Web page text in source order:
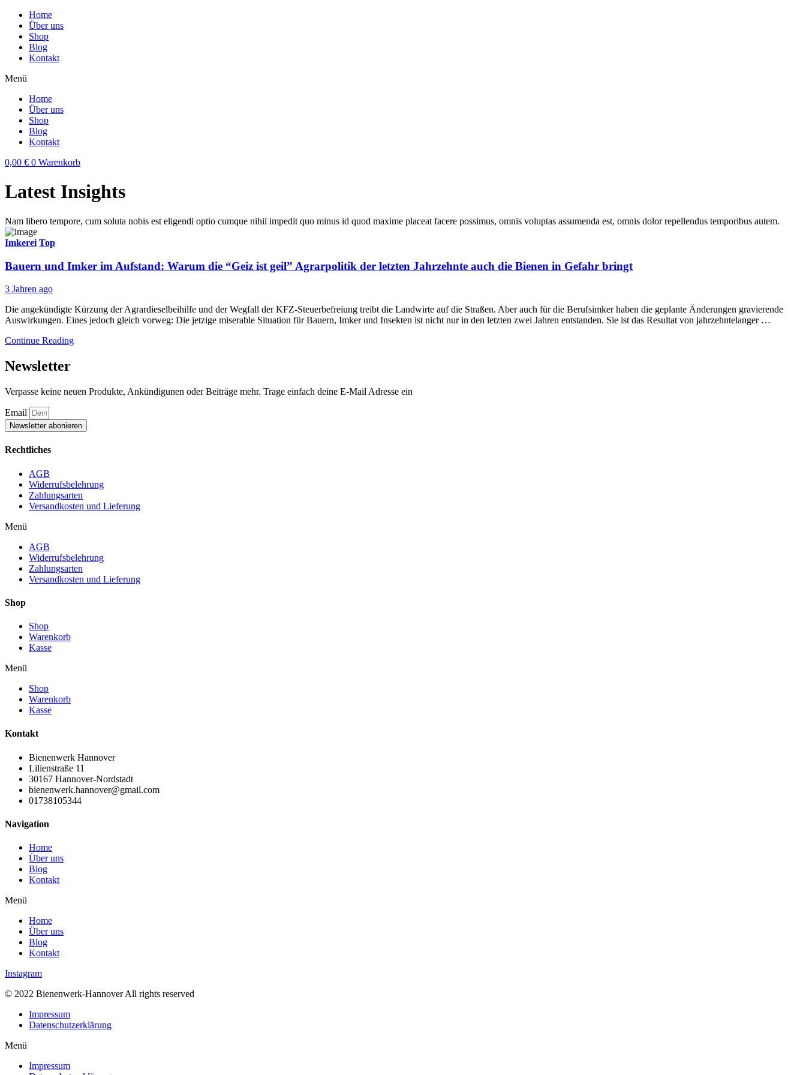
Home
Über uns
Shop
Blog
Kontakt
Menü
Home
Über uns
Shop
Blog
Kontakt
0,00 € 0 Warenkorb
Latest Insights
Nam libero tempore, cum soluta nobis est eligendi optio cumque nihil impedit quo minus id quod maxime placeat facere possimus, omnis voluptas assumenda est, omnis dolor repellendus temporibus autem.
Imkerei Top
Bauern und Imker im Aufstand: Warum die “Geiz ist geil” Agrarpolitik der letzten Jahrzehnte auch die Bienen in Gefahr bringt
3 Jahren ago
Die angekündigte Kürzung der Agrardieselbeihilfe und der Wegfall der KFZ-Steuerbefreiung treibt die Landwirte auf die Straßen. Aber auch für die Berufsimker haben die geplante Änderungen gravierende
Auswirkungen. Eines jedoch gleich vorweg: Die jetzige miserable Situation für Bauern, Imker und Insekten ist nicht nur in den letzten zwei Jahren entstanden. Sie ist das Resultat von jahrzehntelanger …
Continue Reading
Newsletter
Verpasse keine neuen Produkte, Ankündigunen oder Beiträge mehr. Trage einfach deine E-Mail Adresse ein
Email
Newsletter abonieren
Rechtliches
AGB
Widerrufsbelehrung
Zahlungsarten
Versandkosten und Lieferung
Menü
AGB
Widerrufsbelehrung
Zahlungsarten
Versandkosten und Lieferung
Shop
Shop
Warenkorb
Kasse
Menü
Shop
Warenkorb
Kasse
Kontakt
Bienenwerk Hannover
Lilienstraße 11
30167 Hannover-Nordstadt
bienenwerk.hannover@gmail.com
01738105344
Navigation
Home
Über uns
Blog
Kontakt
Menü
Home
Über uns
Blog
Kontakt
Instagram
© 2022 Bienenwerk-Hannover All rights reserved
Impressum
Datenschutzerklärung
Menü
Impressum